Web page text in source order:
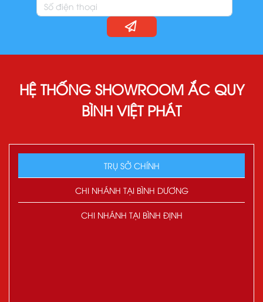
HỆ THỐNG SHOWROOM ẮC QUY
BÌNH VIỆT PHÁT
TRỤ SỞ CHÍNH
CHI NHÁNH TẠI BÌNH DƯƠNG
CHI NHÁNH TẠI BÌNH ĐỊNH